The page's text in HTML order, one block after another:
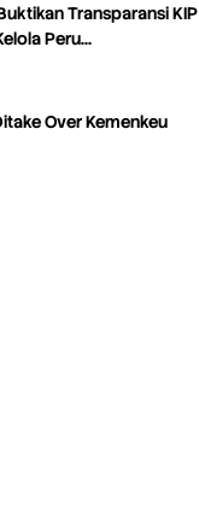
Transparansi KIP
Peru…
Over Kemenkeu